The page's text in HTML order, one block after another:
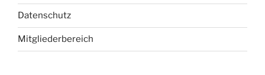
Datenschutz
Mitgliederbereich